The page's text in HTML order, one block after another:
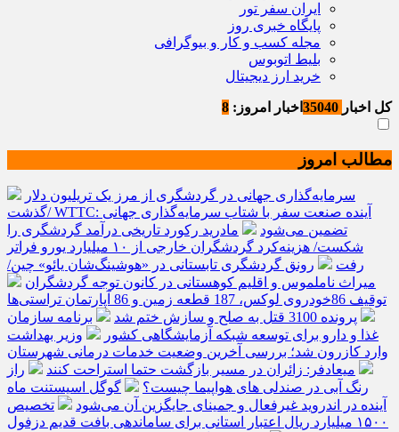
ایران سفر تور
پایگاه خبری روز
مجله کسب و کار و بیوگرافی
بلیط اتوبوس
خرید ارز دیجیتال
کل اخبار اخبار امروز: 8
مطالب امروز
سرمایه‌گذاری جهانی در گردشگری از مرز یک تریلیون دلار
گذشت/ WTTC: آینده صنعت سفر با شتاب سرمایه‌گذاری جهانی
تضمین می‌شود
مادرید رکورد تاریخی درآمد گردشگری را
شکست/ هزینه‌کرد گردشگران خارجی از ۱۰ میلیارد یورو فراتر
رفت
رونق گردشگری تابستانی در «هوشینگ‌شان یائو» چین/
میراث ناملموس و اقلیم کوهستانی در کانون توجه گردشگران
توقیف 86خودروی لوکس، 187 قطعه زمین و 86 آپارتمان تراستی‌ها
پرونده 3100 قتل به صلح و سازش ختم شد
برنامه سازمان
غذا و دارو برای توسعه شبکه آزمایشگاهی کشور
وزیر بهداشت
وارد کازرون شد؛ بررسی آخرین وضعیت خدمات درمانی شهرستان
میعادفر: زائران در مسیر بازگشت حتما استراحت کنند
راز
رنگ آبی در صندلی های هواپیما چیست؟
گوگل اسیستنت ماه
آینده در اندروید غیرفعال و جمینای جایگزین آن می‌شود
تخصیص
۱۵۰۰ میلیارد ریال اعتبار استانی برای ساماندهی بافت قدیم دزفول